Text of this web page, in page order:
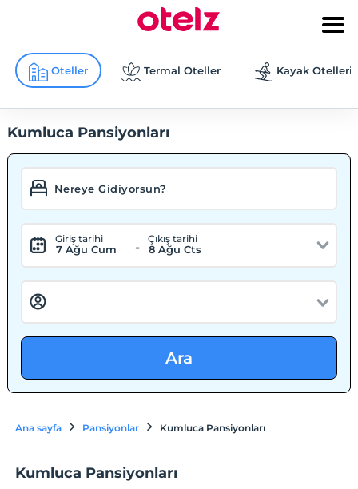
Oteller Termal Oteller Kayak Otelleri
Kumluca Pansiyonları
Giriş tarihi
7 Ağu Cum -
Çıkış tarihi
8 Ağu Cts
Ara
Ana sayfa Pansiyonlar Kumluca Pansiyonları
Kumluca Pansiyonları